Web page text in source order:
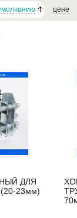
цене
ДЛЯ
23мм)